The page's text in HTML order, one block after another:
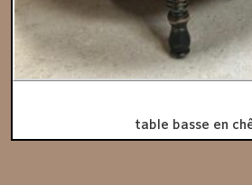
table basse en